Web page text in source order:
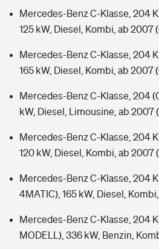
Mercedes-Benz C-Klasse, 204 K
125 kW, Diesel, Kombi, ab 2007
Mercedes-Benz C-Klasse, 204 K
165 kW, Diesel, Kombi, ab 2007
Mercedes-Benz C-Klasse, 204
kW, Diesel, Limousine, ab 2007
Mercedes-Benz C-Klasse, 204 K
120 kW, Diesel, Kombi, ab 2007
Mercedes-Benz C-Klasse, 204 K
4MATIC), 165 kW, Diesel,
Mercedes-Benz C-Klasse, 204
MODELL), 336 kW, Benzin,